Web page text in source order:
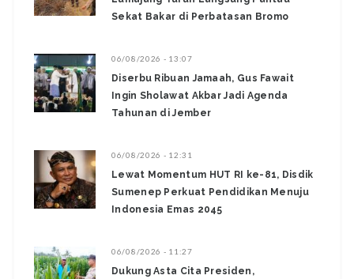
Sekat Bakar di Perbatasan Bromo ‎
06/08/2026 - 13:07
Diserbu Ribuan Jamaah, Gus Fawait
Ingin Sholawat Akbar Jadi Agenda
Tahunan di Jember
06/08/2026 - 12:31
Lewat Momentum HUT RI ke-81, Disdik
Sumenep Perkuat Pendidikan Menuju
Indonesia Emas 2045
06/08/2026 - 11:27
Dukung Asta Cita Presiden,